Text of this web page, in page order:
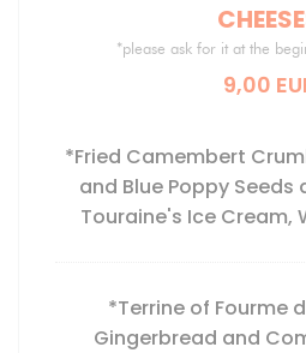
*please ask for it at the
9,00
*Fried Camembert
and Blue Poppy Seeds
Touraine's Ice Cream,
*Terrine of Fourme
Gingerbread and